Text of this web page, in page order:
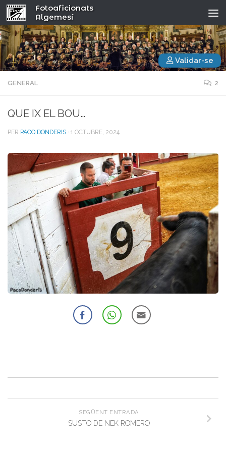
Fotoaficionats
Algemesí
Validar-se
GENERAL 2
QUE IX EL BOU…
PER PACO DONDERIS · 1 OCTUBRE, 2024
SEGÜENT ENTRADA
SUSTO DE NEK ROMERO